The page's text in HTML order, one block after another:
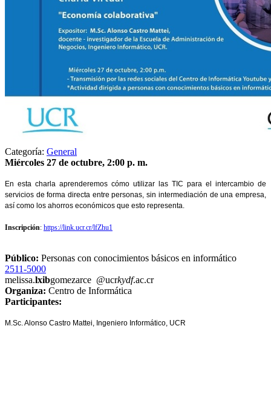
Categoría: General
Miércoles 27 de octubre, 2:00 p. m.
En esta charla aprenderemos cómo utilizar las TIC para el intercambio de
servicios de forma directa entre personas, sin intermediación de una empresa,
así como los ahorros económicos que esto representa.
Inscripción: https://link.ucr.cr/lfZhu1
Público: Personas con conocimientos básicos en informático
2511-5000
melissa.lxibgomezarce @ucrkydf.ac.cr
Organiza: Centro de Informática
Participantes:
M.Sc. Alonso Castro Mattei, Ingeniero Informático, UCR